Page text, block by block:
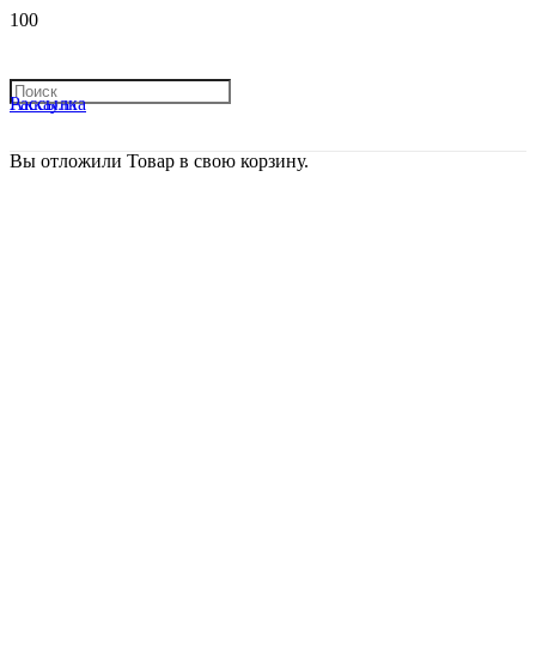
Рассылка
Аккаунт
Вы отложили Товар в свою корзину.